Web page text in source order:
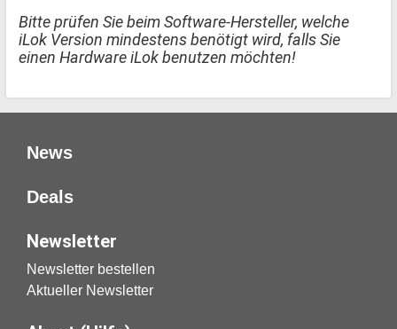
Bitte prüfen Sie beim Software-Hersteller, welche
iLok Version mindestens benötigt wird, falls Sie
einen Hardware iLok benutzen möchten!
News
Deals
Newsletter
Newsletter bestellen
Aktueller Newsletter